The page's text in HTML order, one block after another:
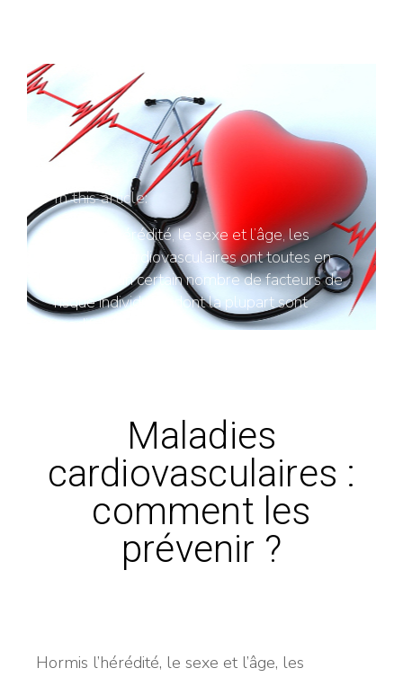
In this article:
Hormis l’hérédité, le sexe et l’âge, les
maladies cardiovasculaires ont toutes en
commun un certain nombre de facteurs de
risque individuels dont la plupart sont
modifiables :
Maladies
cardiovasculaires :
comment les
prévenir ?
Hormis l’hérédité, le sexe et l’âge, les